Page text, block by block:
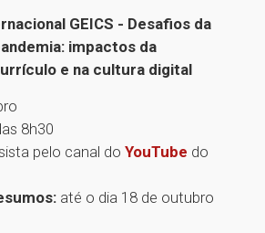
GEICS - Desafios da
impactos da
e na cultura digital
8h30
pelo canal do YouTube do
até o dia 18 de outubro